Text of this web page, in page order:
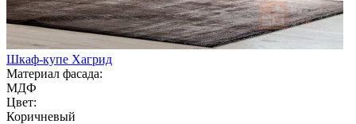
Шкаф-купе Хагрид
Материал фасада:
МДФ
Цвет:
Коричневый